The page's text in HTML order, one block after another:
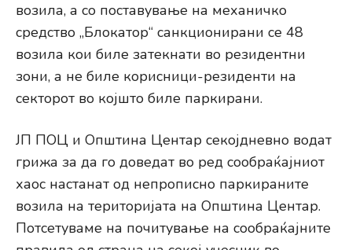
возила, а со поставување на механичко
средство „Блокатор“ санкционирани се 48
возила кои биле затекнати во резидентни
зони, а не биле корисници-резиденти на
секторот во којшто биле паркирани.
ЈП ПОЦ и Општина Центар секојдневно водат
грижа за да го доведат во ред сообраќајниот
хаос настанат од непрописно паркираните
возила на територијата на Општина Центар.
Потсетуваме на почитување на сообраќајните